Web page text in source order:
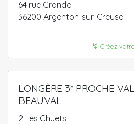
64 rue Grande
36200 Argenton-sur-Creuse
↯ Créez
LONGÈRE 3* PROCHE
BEAUVAL
2 Les Chuets